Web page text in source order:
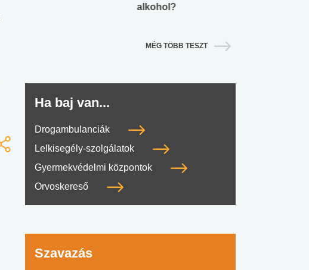
alkohol?
MÉG TÖBB TESZT
Ha baj van...
Drogambulanciák
Lelkisegély-szolgálatok
Gyermekvédelmi központok
Orvoskereső
Szavazás